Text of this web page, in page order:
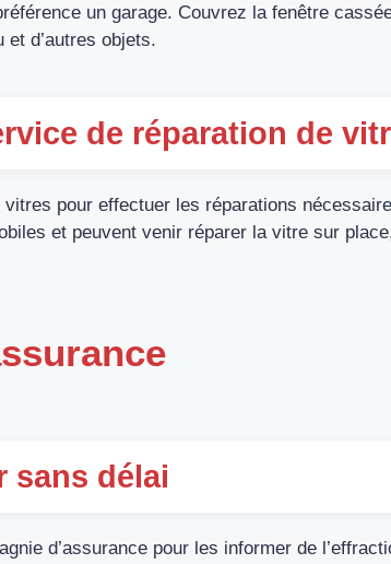
un garage. Couvrez la fenêtre
et d’autres objets.
de réparation de
pour effectuer les réparations
et peuvent venir réparer la vitre sur
sans délai
d’assurance pour les informer de